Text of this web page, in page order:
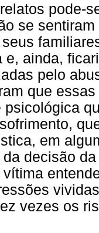
pode-
se
e, ainda,
pelo
que
psicológica
em
decisão
vezes os